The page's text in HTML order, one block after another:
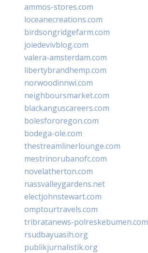
ammos-stores.com
loceanecreations.com
birdsongridgefarm.com
joiedevivblog.com
valera-amsterdam.com
libertybrandhemp.com
norwoodinnwi.com
neighboursmarket.com
blackanguscareers.com
bolesfororegon.com
bodega-ole.com
thestreamlinerlounge.com
mestrinorubanofc.com
novelatherton.com
nassvalleygardens.net
electjohnstewart.com
omptourtravels.com
tribratanews-polreskebumen.com
rsudbayuasih.org
publikjurnalistik.org